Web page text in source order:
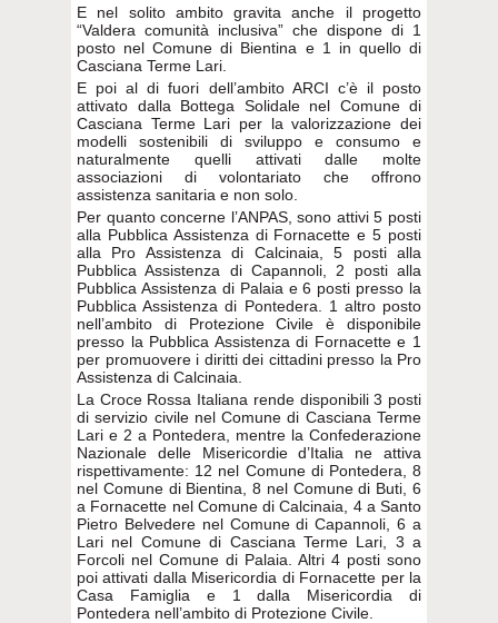
E nel solito ambito gravita anche il progetto
“Valdera comunità inclusiva” che dispone di 1
posto nel Comune di Bientina e 1 in quello di
Casciana Terme Lari.
E poi al di fuori dell’ambito ARCI c’è il posto
attivato dalla Bottega Solidale nel Comune di
Casciana Terme Lari per la valorizzazione dei
modelli sostenibili di sviluppo e consumo e
naturalmente quelli attivati dalle molte
associazioni di volontariato che offrono
assistenza sanitaria e non solo.
Per quanto concerne l’ANPAS, sono attivi 5 posti
alla Pubblica Assistenza di Fornacette e 5 posti
alla Pro Assistenza di Calcinaia, 5 posti alla
Pubblica Assistenza di Capannoli, 2 posti alla
Pubblica Assistenza di Palaia e 6 posti presso la
Pubblica Assistenza di Pontedera. 1 altro posto
nell’ambito di Protezione Civile è disponibile
presso la Pubblica Assistenza di Fornacette e 1
per promuovere i diritti dei cittadini presso la Pro
Assistenza di Calcinaia.
La Croce Rossa Italiana rende disponibili 3 posti
di servizio civile nel Comune di Casciana Terme
Lari e 2 a Pontedera, mentre la Confederazione
Nazionale delle Misericordie d’Italia ne attiva
rispettivamente: 12 nel Comune di Pontedera, 8
nel Comune di Bientina, 8 nel Comune di Buti, 6
a Fornacette nel Comune di Calcinaia, 4 a Santo
Pietro Belvedere nel Comune di Capannoli, 6 a
Lari nel Comune di Casciana Terme Lari, 3 a
Forcoli nel Comune di Palaia. Altri 4 posti sono
poi attivati dalla Misericordia di Fornacette per la
Casa Famiglia e 1 dalla Misericordia di
Pontedera nell’ambito di Protezione Civile.